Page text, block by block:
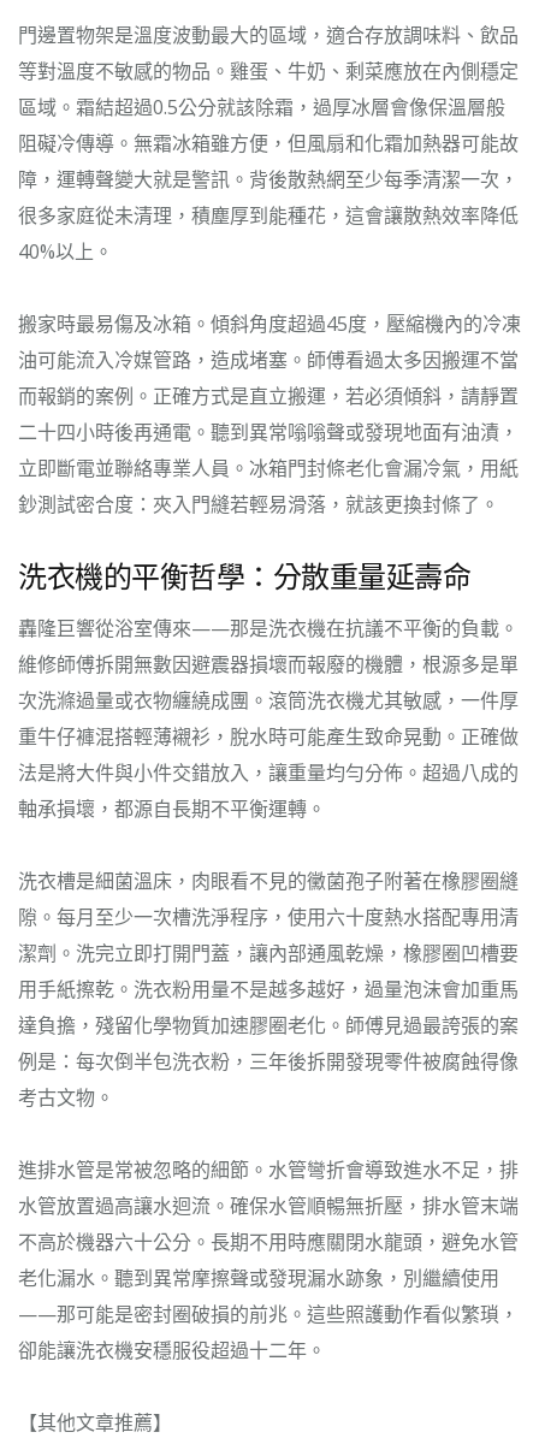
門邊置物架是溫度波動最大的區域，適合存放調味料、飲品
等對溫度不敏感的物品。雞蛋、牛奶、剩菜應放在內側穩定
區域。霜結超過0.5公分就該除霜，過厚冰層會像保溫層般
阻礙冷傳導。無霜冰箱雖方便，但風扇和化霜加熱器可能故
障，運轉聲變大就是警訊。背後散熱網至少每季清潔一次，
很多家庭從未清理，積塵厚到能種花，這會讓散熱效率降低
40%以上。
搬家時最易傷及冰箱。傾斜角度超過45度，壓縮機內的冷凍
油可能流入冷媒管路，造成堵塞。師傅看過太多因搬運不當
而報銷的案例。正確方式是直立搬運，若必須傾斜，請靜置
二十四小時後再通電。聽到異常嗡嗡聲或發現地面有油漬，
立即斷電並聯絡專業人員。冰箱門封條老化會漏冷氣，用紙
鈔測試密合度：夾入門縫若輕易滑落，就該更換封條了。
洗衣機的平衡哲學：分散重量延壽命
轟隆巨響從浴室傳來——那是洗衣機在抗議不平衡的負載。
維修師傅拆開無數因避震器損壞而報廢的機體，根源多是單
次洗滌過量或衣物纏繞成團。滾筒洗衣機尤其敏感，一件厚
重牛仔褲混搭輕薄襯衫，脫水時可能產生致命晃動。正確做
法是將大件與小件交錯放入，讓重量均勻分佈。超過八成的
軸承損壞，都源自長期不平衡運轉。
洗衣槽是細菌溫床，肉眼看不見的黴菌孢子附著在橡膠圈縫
隙。每月至少一次槽洗淨程序，使用六十度熱水搭配專用清
潔劑。洗完立即打開門蓋，讓內部通風乾燥，橡膠圈凹槽要
用手紙擦乾。洗衣粉用量不是越多越好，過量泡沫會加重馬
達負擔，殘留化學物質加速膠圈老化。師傅見過最誇張的案
例是：每次倒半包洗衣粉，三年後拆開發現零件被腐蝕得像
考古文物。
進排水管是常被忽略的細節。水管彎折會導致進水不足，排
水管放置過高讓水迴流。確保水管順暢無折壓，排水管末端
不高於機器六十公分。長期不用時應關閉水龍頭，避免水管
老化漏水。聽到異常摩擦聲或發現漏水跡象，別繼續使用
——那可能是密封圈破損的前兆。這些照護動作看似繁瑣，
卻能讓洗衣機安穩服役超過十二年。
【其他文章推薦】